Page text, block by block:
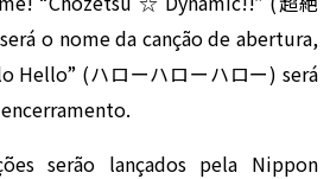
o nome da canção de abertura,
Hello” (ハローハローハロー) será
serão lançados pela Nippon